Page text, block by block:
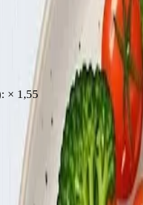
× 1,55
ккал — это ваш целевой